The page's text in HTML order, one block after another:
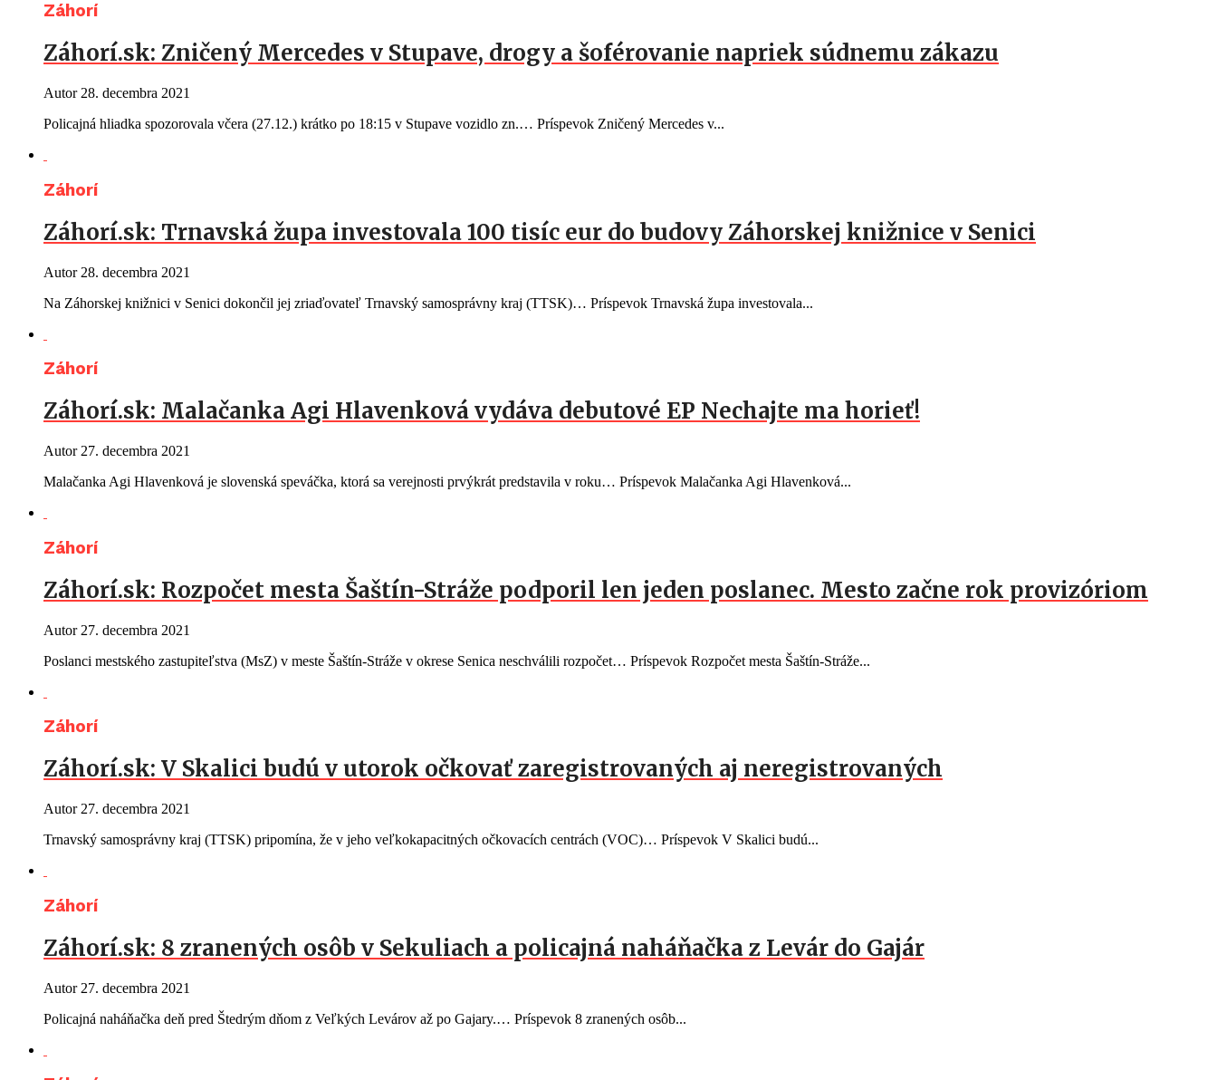
Záhorí
Záhorí.sk: Zničený Mercedes v Stupave, drogy a šoférovanie napriek súdnemu zákazu
Autor 28. decembra 2021
Policajná hliadka spozorovala včera (27.12.) krátko po 18:15 v Stupave vozidlo zn.… Príspevok Zničený Mercedes v...
Záhorí
Záhorí.sk: Trnavská župa investovala 100 tisíc eur do budovy Záhorskej knižnice v Senici
Autor 28. decembra 2021
Na Záhorskej knižnici v Senici dokončil jej zriaďovateľ Trnavský samosprávny kraj (TTSK)… Príspevok Trnavská župa investovala...
Záhorí
Záhorí.sk: Malačanka Agi Hlavenková vydáva debutové EP Nechajte ma horieť!
Autor 27. decembra 2021
Malačanka Agi Hlavenková je slovenská speváčka, ktorá sa verejnosti prvýkrát predstavila v roku… Príspevok Malačanka Agi Hlavenková...
Záhorí
Záhorí.sk: Rozpočet mesta Šaštín-Stráže podporil len jeden poslanec. Mesto začne rok provizóriom
Autor 27. decembra 2021
Poslanci mestského zastupiteľstva (MsZ) v meste Šaštín-Stráže v okrese Senica neschválili rozpočet… Príspevok Rozpočet mesta Šaštín-Stráže...
Záhorí
Záhorí.sk: V Skalici budú v utorok očkovať zaregistrovaných aj neregistrovaných
Autor 27. decembra 2021
Trnavský samosprávny kraj (TTSK) pripomína, že v jeho veľkokapacitných očkovacích centrách (VOC)… Príspevok V Skalici budú...
Záhorí
Záhorí.sk: 8 zranených osôb v Sekuliach a policajná naháňačka z Levár do Gajár
Autor 27. decembra 2021
Policajná naháňačka deň pred Štedrým dňom z Veľkých Levárov až po Gajary.… Príspevok 8 zranených osôb...